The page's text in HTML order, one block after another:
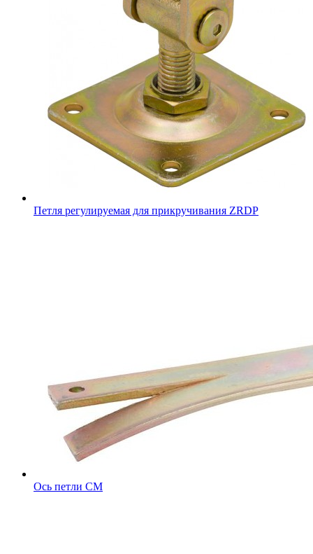
Петля регулируемая для прикручивания ZRDP
Ось петли CM